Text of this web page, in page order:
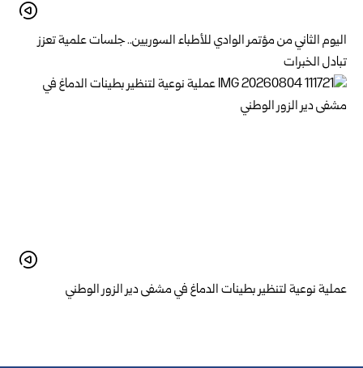
اليوم الثاني من مؤتمر الوادي للأطباء السوريين.. جلسات علمية تعزز
تبادل الخبرات
عملية نوعية لتنظير بطينات الدماغ في مشفى دير الزور الوطني